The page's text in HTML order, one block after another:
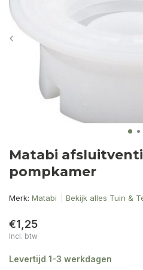
Matabi
pompkamer
Merk: Matabi Bekijk alles Tuin &
€1,25
Incl. btw
Levertijd 1-3 werkdagen